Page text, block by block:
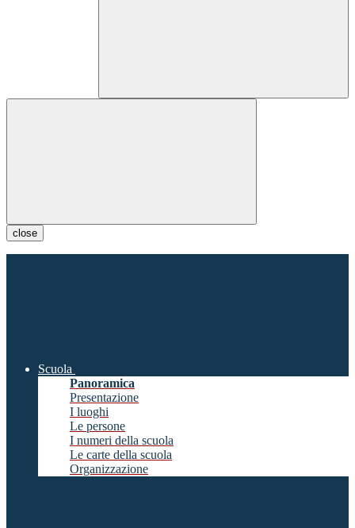
close
Scuola
Panoramica
Presentazione
I luoghi
Le persone
I numeri della scuola
Le carte della scuola
Organizzazione